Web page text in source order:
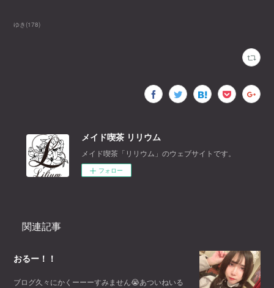
ゆき (178)
メイド喫茶 リリウム
メイド喫茶「リリウム」のウェブサイトです。
フォロー
関連記事
おるー！！
ブログ久々にかくーーーすみません😭あついねいる